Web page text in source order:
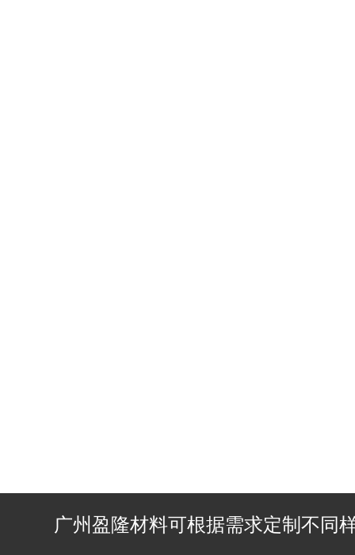
广州盈隆材料可根据需求定制不同